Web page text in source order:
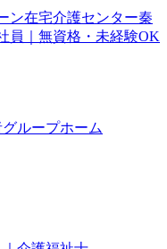
ン在宅介護センター秦
員｜無資格・未経験OK